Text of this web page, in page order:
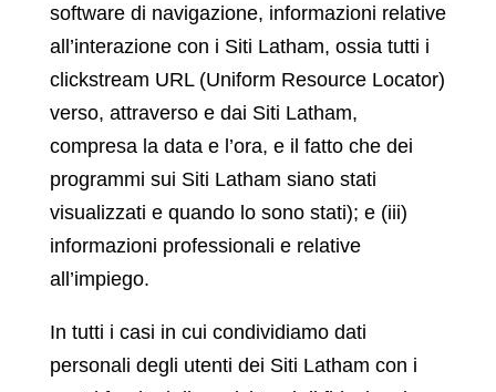
software di navigazione, informazioni relative
all’interazione con i Siti Latham, ossia tutti i
clickstream URL (Uniform Resource Locator)
verso, attraverso e dai Siti Latham,
compresa la data e l’ora, e il fatto che dei
programmi sui Siti Latham siano stati
visualizzati e quando lo sono stati); e (iii)
informazioni professionali e relative
all’impiego.
In tutti i casi in cui condividiamo dati
personali degli utenti dei Siti Latham con i